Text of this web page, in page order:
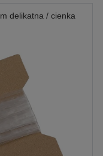
delikatna / cienka